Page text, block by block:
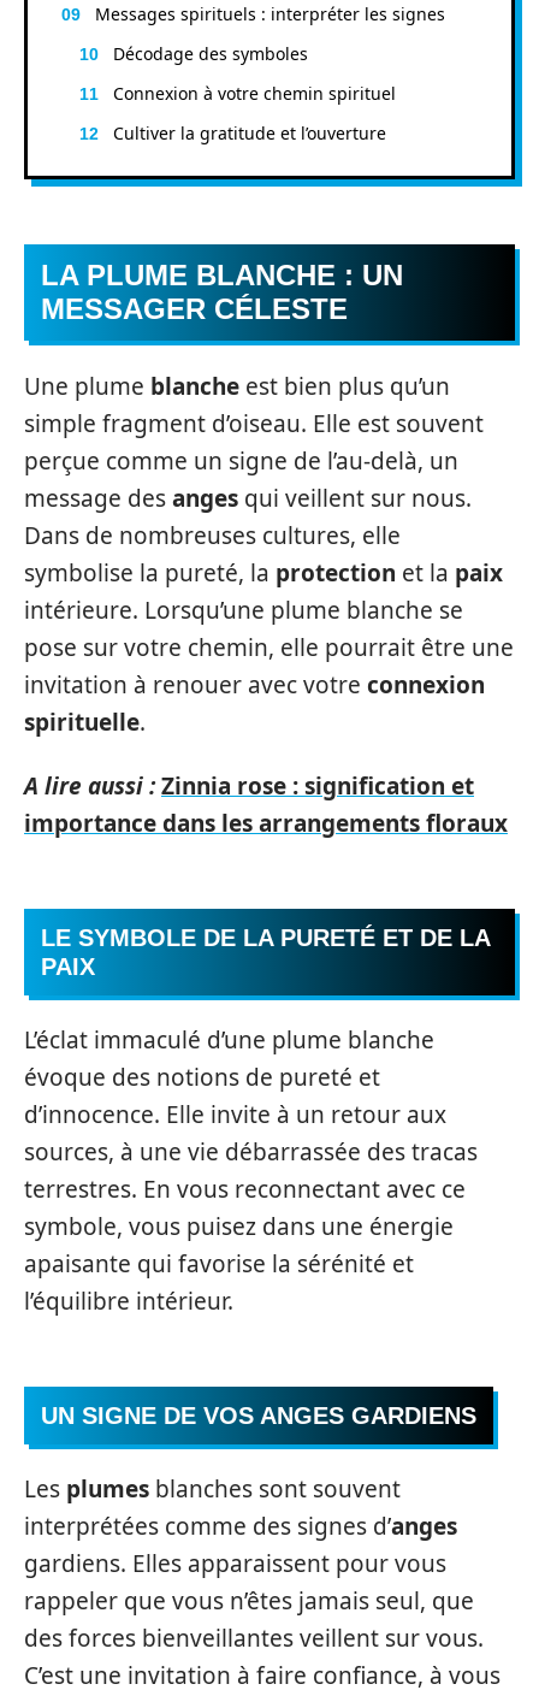
Messages spirituels : interpréter les signes
Décodage des symboles
Connexion à votre chemin spirituel
Cultiver la gratitude et l’ouverture
LA PLUME BLANCHE : UN
MESSAGER CÉLESTE
Une plume blanche est bien plus qu’un
simple fragment d’oiseau. Elle est souvent
perçue comme un signe de l’au-delà, un
message desanges qui veillent sur nous.
Dans de nombreuses cultures, elle
symbolise la pureté, la protection et la paix
intérieure. Lorsqu’une plume blanche se
pose sur votre chemin, elle pourrait être une
invitation à renouer avec votre connexion
spirituelle.
A lire aussi :Zinnia rose : signification et
importance dans les arrangements floraux
LE SYMBOLE DE LA PURETÉ ET DE LA
PAIX
L’éclat immaculé d’une plume blanche
évoque des notions de pureté et
d’innocence. Elle invite à un retour aux
sources, à une vie débarrassée des tracas
terrestres. En vous reconnectant avec ce
symbole, vous puisez dans une énergie
apaisante qui favorise la sérénité et
l’équilibre intérieur.
UN SIGNE DE VOS ANGES GARDIENS
Les plumes blanches sont souvent
interprétées comme des signes d’anges
gardiens. Elles apparaissent pour vous
rappeler que vous n’êtes jamais seul, que
des forces bienveillantes veillent sur vous.
C’est une invitation à faire confiance, à vous